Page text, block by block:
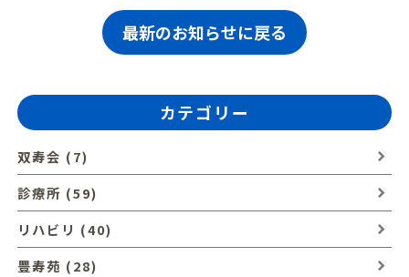
最新のお知らせに戻る
カテゴリー
双寿会 (7)
診療所 (59)
リハビリ (40)
豊寿苑 (28)